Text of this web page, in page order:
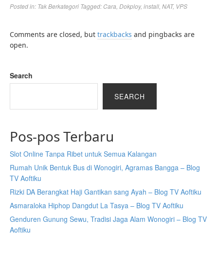
Posted in: Tak Berkategori Tagged: Cara Dokploy, install NAT, VPS
Comments are closed, but trackbacks and pingbacks are
open.
Search
SEARCH
Pos-pos Terbaru
Slot Online Tanpa Ribet untuk Semua Kalangan
Rumah Unik Bentuk Bus di Wonogiri, Agramas Bangga – Blog
TV Aoftiku
Rizki DA Berangkat Haji Gantikan sang Ayah – Blog TV Aoftiku
Asmaraloka Hiphop Dangdut La Tasya – Blog TV Aoftiku
Genduren Gunung Sewu, Tradisi Jaga Alam Wonogiri – Blog TV
Aoftiku